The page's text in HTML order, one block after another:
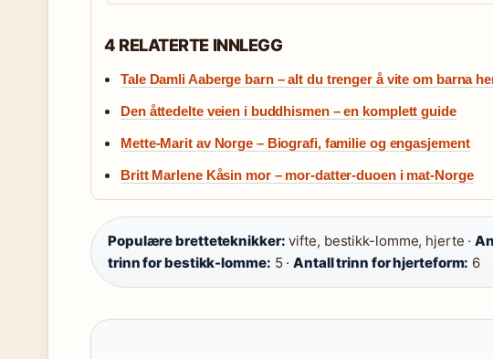
4 RELATERTE INNLEGG
Tale Damli Aaberge barn – alt du trenger å vite om barna
Den åttedelte veien i buddhismen – en komplett guide
Mette-Marit av Norge – Biografi, familie og engasjement
Britt Marlene Kåsin mor – mor-datter-duoen i mat-Norge
Populære bretteteknikker: vifte, bestikk-lomme, hjerte ·
trinn for bestikk-lomme: 5 ·Antall trinn for hjerteform: 6